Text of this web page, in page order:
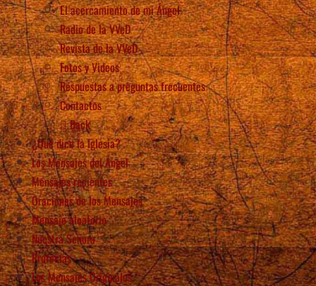
El acercamiento de mi Ángel
Radio de la VVeD
Revista de la VVeD
Fotos y Videos
Respuestas a preguntas frecuentes
Contactos
Back
¿Qué dice la Iglesia?
Los Mensajes del Ángel
Mensajes recientes
Oraciones de los Mensajes
Mensaje aleatorio
Nuestra Señora
Profecías
Los Mensajes Originales